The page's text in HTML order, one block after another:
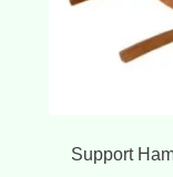
Support